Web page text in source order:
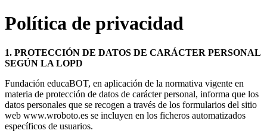
Política de privacidad
1. PROTECCIÓN DE DATOS DE CARÁCTER PERSONAL
SEGÚN LA LOPD
Fundación educaBOT, en aplicación de la normativa vigente en
materia de protección de datos de carácter personal, informa que los
datos personales que se recogen a través de los formularios del sitio
web www.wroboto.es se incluyen en los ficheros automatizados
específicos de usuarios.